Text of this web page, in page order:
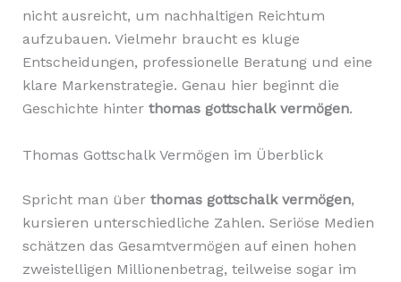
nicht ausreicht, um nachhaltigen Reichtum
aufzubauen. Vielmehr braucht es kluge
Entscheidungen, professionelle Beratung und eine
klare Markenstrategie. Genau hier beginnt die
Geschichte hinter thomas gottschalk vermögen.
Thomas Gottschalk Vermögen im Überblick
Spricht man über thomas gottschalk vermögen,
kursieren unterschiedliche Zahlen. Seriöse Medien
schätzen das Gesamtvermögen auf einen hohen
zweistelligen Millionenbetrag, teilweise sogar im